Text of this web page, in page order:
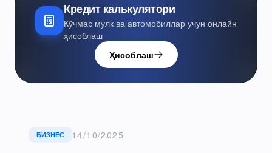
Кредит калькулятори
Кўчмас мулк ва автомобиллар учун онлайн
ҳисоблаш
Ҳисоблаш
БИЗНЕС 14/10/2025